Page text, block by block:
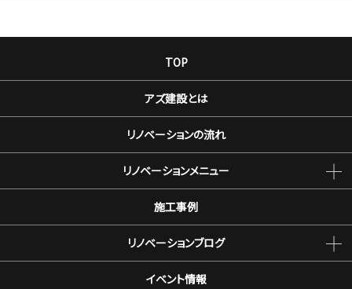
TOP
アズ建設とは
リノベーションの流れ
リノベーションメニュー
施工事例
リノベーションブログ
イベント情報